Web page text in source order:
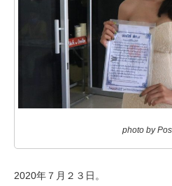
photo by
2020年７月２３日。